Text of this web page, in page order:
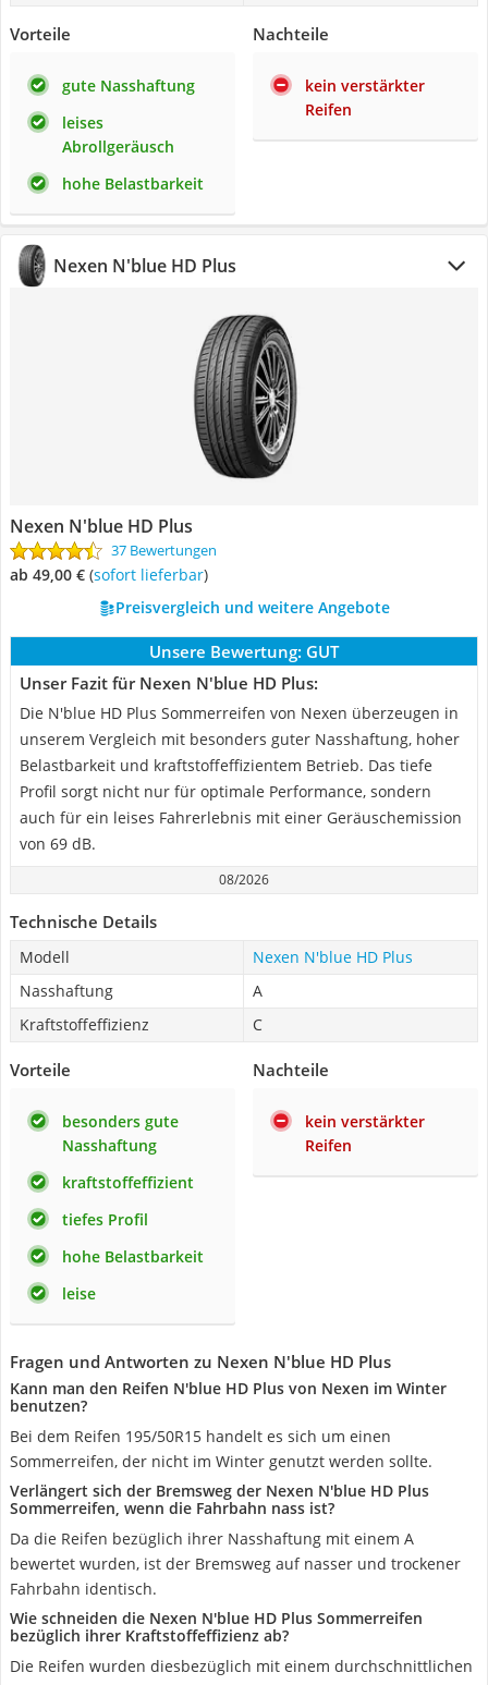
Vorteile
gute Nasshaftung
leises
Abrollgeräusch
hohe Belastbarkeit
Nachteile
kein verstärkter
Reifen
Nexen N'blue HD Plus
Nexen N'blue HD Plus
37 Bewertungen
ab 49,00 € ( Sofort lieferbar)
Preisvergleich und weitere Angebote
Unsere Bewertung: GUT
Unser Fazit für Nexen N'blue HD Plus:
Die N'blue HD Plus Sommerreifen von Nexen überzeugen in
unserem Vergleich mit besonders guter Nasshaftung, hoher
Belastbarkeit und kraftstoffeffizientem Betrieb. Das tiefe
Profil sorgt nicht nur für optimale Performance, sondern
auch für ein leises Fahrerlebnis mit einer Geräuschemission
von 69 dB.
08/2026
Technische Details
Modell
Nexen N'blue HD Plus
Nasshaftung
A
Kraftstoffeffizienz
C
Vorteile
besonders gute
Nasshaftung
kraftstoffeffizient
tiefes Profil
hohe Belastbarkeit
leise
Nachteile
kein verstärkter
Reifen
Fragen und Antworten zu Nexen N'blue HD Plus
Kann man den Reifen N'blue HD Plus von Nexen im Winter
benutzen?
Bei dem Reifen 195/50R15 handelt es sich um einen
Sommerreifen, der nicht im Winter genutzt werden sollte.
Verlängert sich der Bremsweg der Nexen N'blue HD Plus
Sommerreifen, wenn die Fahrbahn nass ist?
Da die Reifen bezüglich ihrer Nasshaftung mit einem A
bewertet wurden, ist der Bremsweg auf nasser und trockener
Fahrbahn identisch.
Wie schneiden die Nexen N'blue HD Plus Sommerreifen
bezüglich ihrer Kraftstoffeffizienz ab?
Die Reifen wurden diesbezüglich mit einem durchschnittlichen